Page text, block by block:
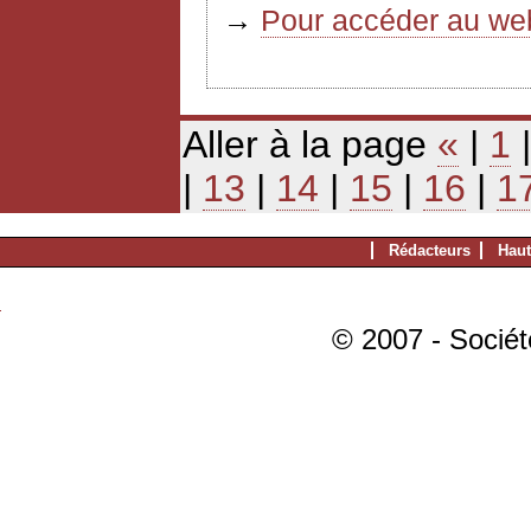
→ Pour accéder au
Aller à la page « | 1
| 13 | 14 | 15 | 16 |
Rédacteurs
© 2007 -